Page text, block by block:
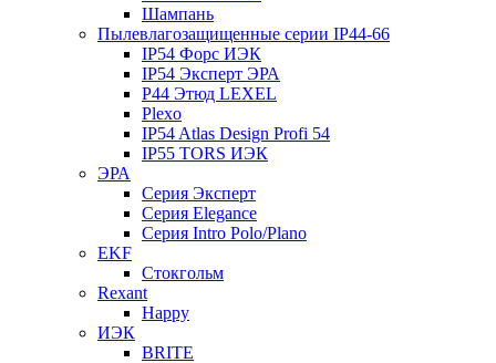
Шампань
Пылевлагозащищенные серии IP44-66
IP54 Форс ИЭК
IP54 Эксперт ЭРА
P44 Этюд LEXEL
Plexo
IP54 Atlas Design Profi 54
IP55 TORS ИЭК
ЭРА
Серия Эксперт
Серия Elegance
Серия Intro Polo/Plano
EKF
Стокгольм
Rexant
Happy
ИЭК
BRITE